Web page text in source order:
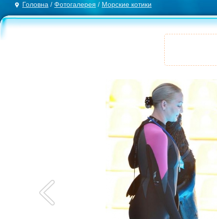
Головна / Фотогалерея / Морские котики